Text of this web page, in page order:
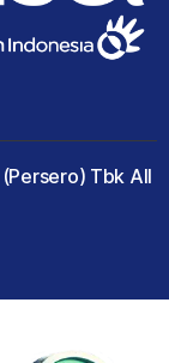
Tbk All